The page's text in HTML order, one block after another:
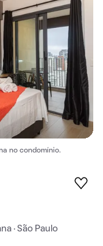
no condomínio.
· São Paulo